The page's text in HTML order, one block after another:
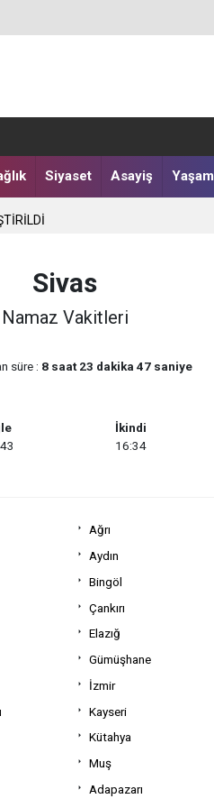
Siyaset Asayiş Yaşam
Sivas
Namaz Vakitleri
süre : 8 saat 23 dakika 47 saniye
İkindi
16:34
Ağrı
Aydın
Bingöl
Çankırı
Elazığ
Gümüşhane
İzmir
Kayseri
Kütahya
Muş
Adapazarı